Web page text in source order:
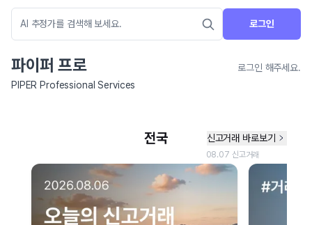
로그인
파이퍼 프로
로그인 해주세요.
PIPER Professional Services